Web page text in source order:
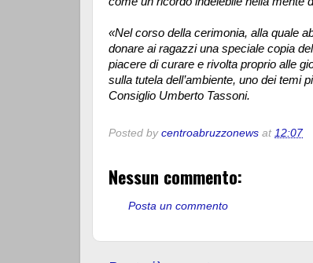
«Nel corso della cerimonia, alla quale
donare ai ragazzi una speciale copia
piacere di curare e rivolta proprio alle
sulla tutela dell’ambiente, uno dei temi
Consiglio Umberto Tassoni.
Posted by centroabruzzonews at 12:07
Nessun commento:
Posta un commento